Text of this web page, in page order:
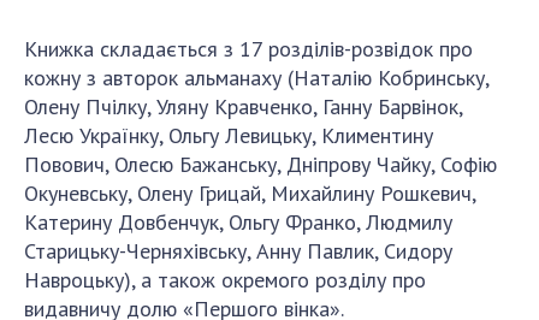
Книжка складається з 17 розділів-розвідок про
кожну з авторок альманаху (Наталію Кобринську,
Олену Пчілку, Уляну Кравченко, Ганну Барвінок,
Лесю Українку, Ольгу Левицьку, Климентину
Повович, Олесю Бажанську, Дніпрову Чайку, Софію
Окуневську, Олену Грицай, Михайлину Рошкевич,
Катерину Довбенчук, Ольгу Франко, Людмилу
Старицьку-Черняхівську, Анну Павлик, Сидору
Навроцьку), а також окремого розділу про
видавничу долю «Першого вінка».